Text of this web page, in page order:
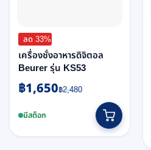
page
ลด 33%
เครื่องชั่งอาหารดิจิตอล
Beurer รุ่น KS53
฿2,480
Original
was:
฿1,650
Current
is:มีสต็อก